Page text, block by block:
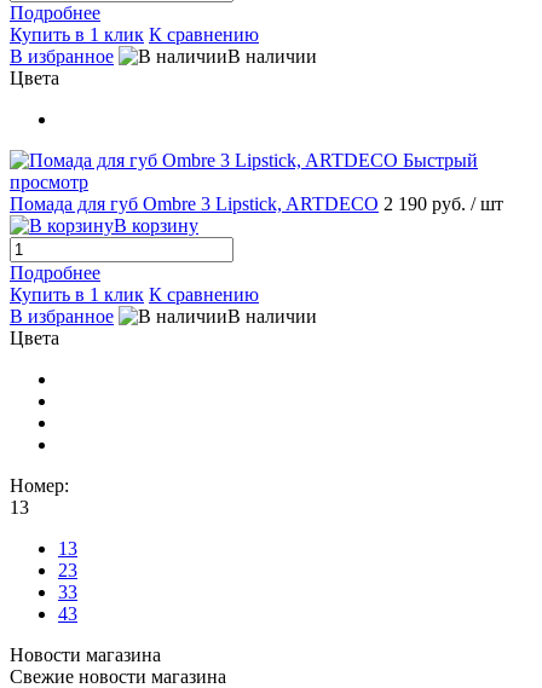
Подробнее
Купить в 1 клик К сравнению
В избранное
В наличии
Цвета
Быстрый
просмотр
Помада для губ Ombre 3 Lipstick, ARTDECO 2 190 руб. / шт
В корзину
Подробнее
Купить в 1 клик К сравнению
В избранное
В наличии
Цвета
Номер:
13
13
23
33
43
Новости магазина
Свежие новости магазина